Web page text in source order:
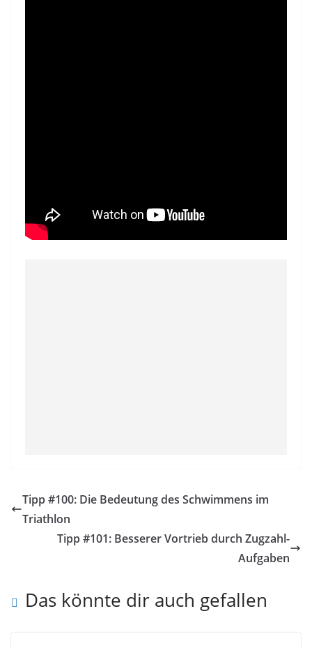
Tipp #100: Die Bedeutung des Schwimmens im
Triathlon
Tipp #101: Besserer Vortrieb durch Zugzahl-
Aufgaben
Das könnte dir auch gefallen